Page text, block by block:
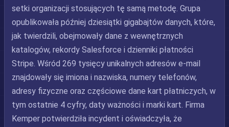
setki organizacji stosujących tę samą metodę. Grupa
opublikowała później dziesiątki gigabajtów danych, które,
jak twierdzili, obejmowały dane z wewnętrznych
katalogów, rekordy Salesforce i dzienniki płatności
Stripe. Wśród 269 tysięcy unikalnych adresów e-mail
znajdowały się imiona i nazwiska, numery telefonów,
adresy fizyczne oraz częściowe dane kart płatniczych, w
tym ostatnie 4 cyfry, daty ważności i marki kart. Firma
Kemper potwierdziła incydent i oświadczyła, że